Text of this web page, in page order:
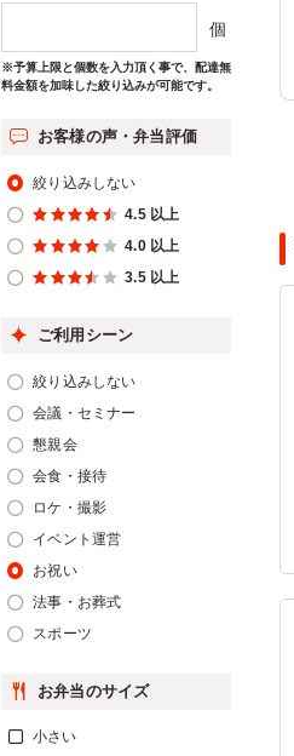
個
※予算上限と個数を入力頂く事で、配達無
料金額を加味した絞り込みが可能です。
お客様の声・弁当評価
絞り込みしない
4.5 以上
4.0 以上
3.5 以上
ご利用シーン
絞り込みしない
会議・セミナー
懇親会
会食・接待
ロケ・撮影
イベント運営
お祝い
法事・お葬式
スポーツ
お弁当のサイズ
小さい